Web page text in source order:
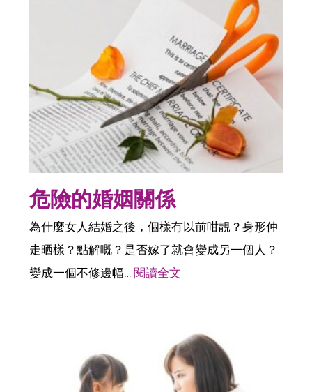
危險的婚姻關係
為什麼女人結婚之後，個樣冇以前咁靚？身形仲
走晒樣？點解嘅？是否嫁了就會變成另一個人？
變成一個不修邊幅…閱讀全文